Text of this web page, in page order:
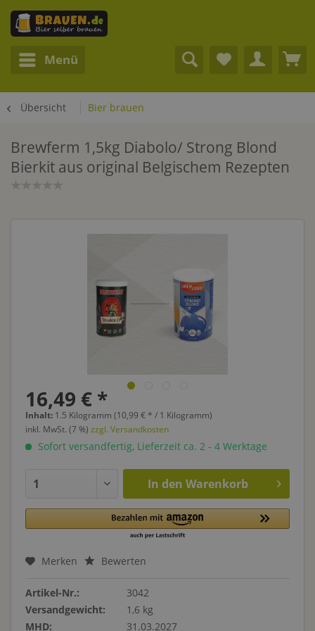
Menü
Übersicht Bier brauen
Brewferm 1,5kg Diabolo/ Strong Blond
Bierkit aus original Belgischem Rezepten
16,49 € *
Inhalt: 1.5 Kilogramm (10,99 € * / 1 Kilogramm)
inkl. MwSt. (7 %) zzgl. Versandkosten
Sofort versandfertig, Lieferzeit ca. 2 - 4 Werktage
In den Warenkorb
Merken Bewerten
Artikel-Nr.:
3042
Versandgewicht:
1,6 kg
MHD:
31.03.2027